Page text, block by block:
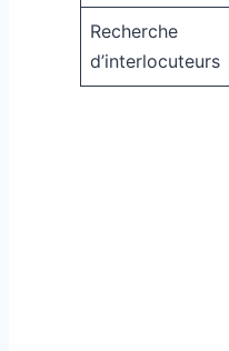
Recherche
d’interlocuteurs